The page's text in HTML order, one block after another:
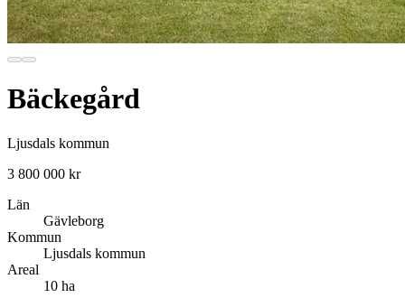
Bäckegård
Ljusdals kommun
3 800 000 kr
Län
Gävleborg
Kommun
Ljusdals kommun
Areal
10 ha